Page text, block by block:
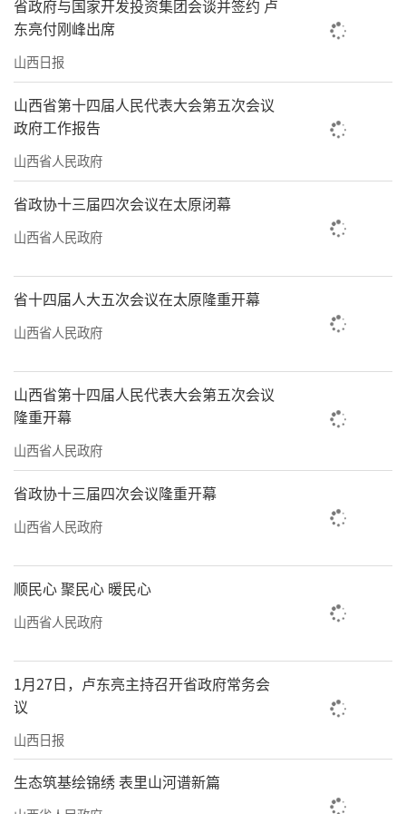
省政府与国家开发投资集团会谈并签约 卢
东亮付刚峰出席
山西日报
山西省第十四届人民代表大会第五次会议
政府工作报告
山西省人民政府
省政协十三届四次会议在太原闭幕
山西省人民政府
省十四届人大五次会议在太原隆重开幕
山西省人民政府
山西省第十四届人民代表大会第五次会议
隆重开幕
山西省人民政府
省政协十三届四次会议隆重开幕
山西省人民政府
顺民心 聚民心 暖民心
山西省人民政府
1月27日，卢东亮主持召开省政府常务会
议
山西日报
生态筑基绘锦绣 表里山河谱新篇